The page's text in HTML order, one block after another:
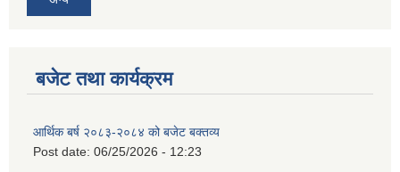
बजेट तथा कार्यक्रम
आर्थिक बर्ष २०८३-२०८४ को बजेट बक्तव्य
Post date: 06/25/2026 - 12:23